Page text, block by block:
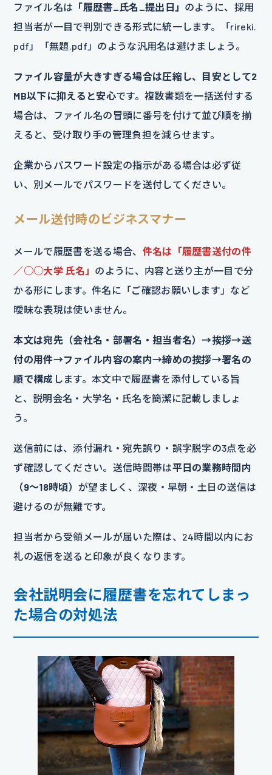
ファイル名は 「履歴書_氏名_提出日」 のように、採用
担当者が一目で判別できる形式に統一します。「rireki.
pdf」「無題.pdf」のような汎用名は避けましょう。
ファイル容量が大きすぎる場合は圧縮し、目安として2
MB以下に抑えると安心です。複数書類を一括送付する
場合は、ファイル名の冒頭に番号を付けて並び順を揃
えると、受け取り手の管理負担を減らせます。
企業からパスワード設定の指示がある場合は必ず従
い、別メールでパスワードを送付してください。
メール送付時のビジネスマナー
メールで履歴書を送る場合、 件名は「履歴書送付の件
／○○大学 氏名」 のように、内容と送り主が一目で分
かる形にします。件名に「ご確認お願いします」など
曖昧な表現は使いません。
本文は宛先（会社名・部署名・担当者名）→挨拶→送
付の用件→ファイル内容の案内→締めの挨拶→署名の
順で構成 します。本文中で履歴書を添付している旨
と、説明会名・大学名・氏名を簡潔に記載しましょ
う。
送信前には、添付漏れ・宛先誤り・誤字脱字の3点を必
ず確認してください。送信時間帯は平日の業務時間内
（9〜18時頃） が望ましく、深夜・早朝・土日の送信は
避けるのが無難です。
担当者から受領メールが届いた際は、24時間以内にお
礼の返信を送ると印象が良くなります。
会社説明会に履歴書を忘れてしまっ
た場合の対処法